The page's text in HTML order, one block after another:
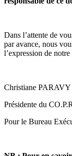
Dans l’attente de
par avance, nous
l’expression de
Christiane PARAVY
Présidente du
Pour le Bureau